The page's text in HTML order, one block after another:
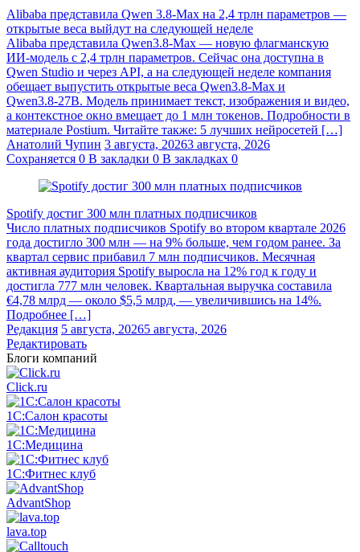
Alibaba представила Qwen 3.8‑Max на 2,4 трлн параметров —
открытые веса выйдут на следующей неделе
Alibaba представила Qwen3.8‑Max — новую флагманскую
ИИ-модель с 2,4 трлн параметров. Сейчас она доступна в
Qwen Studio и через API, а на следующей неделе компания
обещает выпустить открытые веса Qwen3.8‑Max и
Qwen3.8‑27B. Модель принимает текст, изображения и видео,
а контекстное окно вмещает до 1 млн токенов. Подробности в
материале Postium. Читайте также: 5 лучших нейросетей […]
Анатолий Чупин 3 августа, 20263 августа, 2026
Сохраняется 0 В закладки 0 В закладках 0
Spotify достиг 300 млн платных подписчиков
Число платных подписчиков Spotify во втором квартале 2026
года достигло 300 млн — на 9% больше, чем годом ранее. За
квартал сервис прибавил 7 млн подписчиков. Месячная
активная аудитория Spotify выросла на 12% год к году и
достигла 777 млн человек. Квартальная выручка составила
€4,78 млрд — около $5,5 млрд, — увеличившись на 14%.
Подробнее […]
Редакция 5 августа, 20265 августа, 2026
Редактировать
Блоги компаний
Click.ru
1С:Салон красоты
1С:Медицина
1С:Фитнес клуб
AdvantShop
lava.top